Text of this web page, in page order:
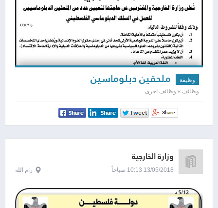
وظيفة ملحقين دبلوماسين
وظائف » وظائف اخرى
وزارة الخارجية
13/05/2018 10:13 صباحاً رام الله